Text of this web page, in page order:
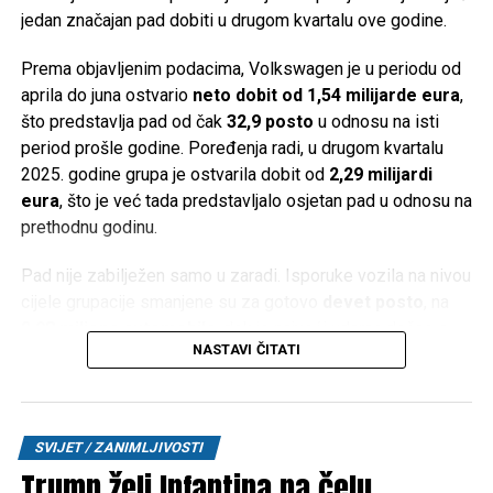
usporavanje svjetske ekonomije, slabija potražnja za
poremećaji u lancima snabdijevanja dodatno pogoršali
poslovanje.
Istovremeno, Vartine baterije za električna vozila nisu
ostvarile očekivani tržišni uspjeh. Njihov jedini poznati
kupac bio jePorsche, a proizvod je ostao ograničen na
manji segment hibridnih automobila.
Ima li Varta budućnost?
vrijeme i ukinula stotine radnih mjesta. Predstavnici
poslovne odluke menadžmenta.
Predsjednik Nadzornog odbora Michael Tojner priznao je
da je kompanija postavila previsoke ciljeve i previše
Mail
jedan značajan pad dobiti u drugom kvartalu ove godine.
Prema objavljenim podacima, Volkswagen je u periodu od
aprila do juna ostvario neto dobit od 1,54 milijarde eura,
što predstavlja pad od čak 32,9 posto u odnosu na isti
period prošle godine. Poređenja radi, u drugom kvartalu
2025. godine grupa je ostvarila dobit od 2,29 milijardi
eura, što je već tada predstavljalo osjetan pad u odnosu na
prethodnu godinu.
Pad nije zabilježen samo u zaradi. Isporuke vozila na nivou
2,08 miliona automobila, dok je najveći udarac došao s
kineskog tržišta. Prodaja u Kini pala je za više od
ostalim tržištima bili nešto povoljniji.
Izvršni direktor Volkswagena
su na poslovanje kompanije negativno utjecali rastuće
NASTAVI ČITATI
SVIJET / ZANIMLJIVOSTI